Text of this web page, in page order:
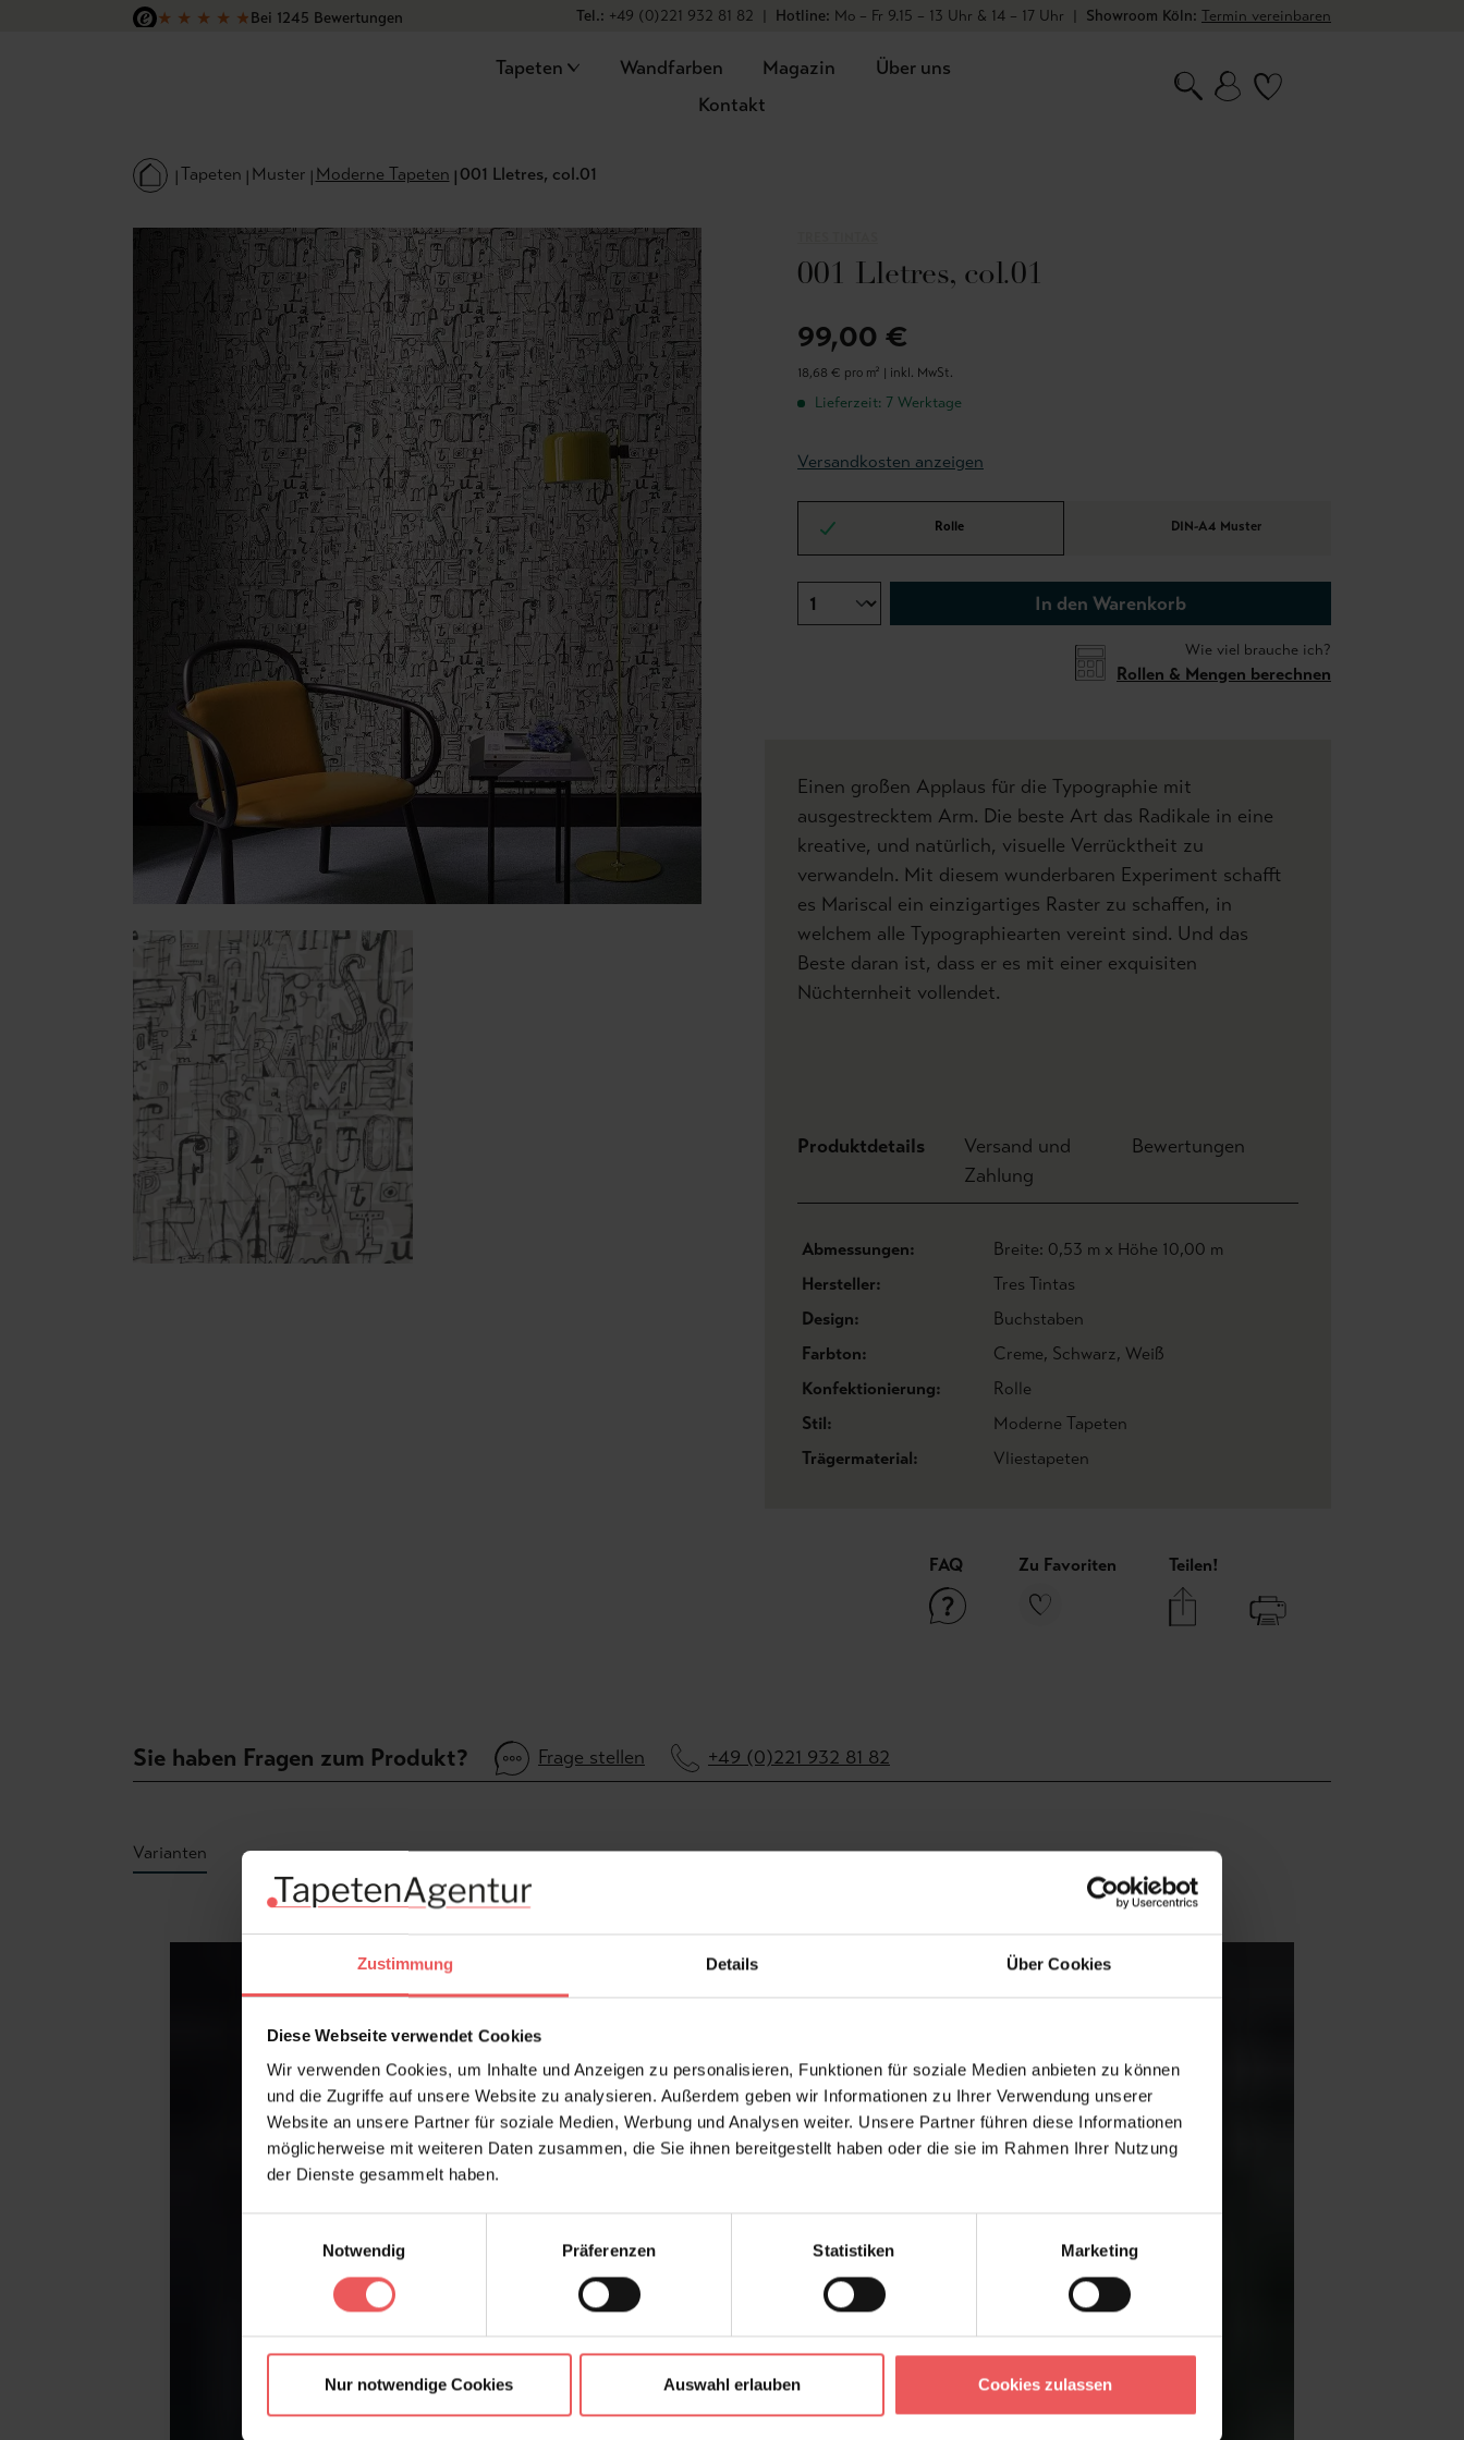
Zustimmung Details Über Cookies
Diese Webseite verwendet Cookies
Wir verwenden Cookies, um Inhalte und Anzeigen zu personalisieren, Funktionen für soziale Medien anbieten zu können
und die Zugriffe auf unsere Website zu analysieren. Außerdem geben wir Informationen zu Ihrer Verwendung unserer
Website an unsere Partner für soziale Medien, Werbung und Analysen weiter. Unsere Partner führen diese Informationen
möglicherweise mit weiteren Daten zusammen, die Sie ihnen bereitgestellt haben oder die sie im Rahmen Ihrer Nutzung
der Dienste gesammelt haben.
Notwendig
Präferenzen Statistiken Marketing
Nur notwendige Cookies Auswahl erlauben Cookies zulassen
Hauptinhalt springen
Zur Suche springen
Zur Hauptnavigation springen
★ ★ ★ ★ ★Bei 1245 Bewertungen
Tel.: +49 (0)221 932 81 82 | Hotline: Mo – Fr 9.15 – 13 Uhr & 14 – 17 Uhr | Showroom Köln: Termin vereinbaren
Tapeten Wandfarben Magazin
Über uns
Kontakt
Tapeten Muster Moderne Tapeten 001 Lletres, col.01
001 Lletres, col.01
99,00 €
18,68 € pro m² | inkl. MwSt.
Lieferzeit: 7 Werktage
Versandkosten anzeigen
Rolle DIN-A4 Muster
In den Warenkorb
Wie viel brauche ich?
Rollen & Mengen berechnen
Einen großen Applaus für die Typographie mit
ausgestrecktem Arm. Die beste Art das Radikale in eine
kreative, und natürlich, visuelle Verrücktheit zu
verwandeln. Mit diesem wunderbaren Experiment schafft
es Mariscal ein einzigartiges Raster zu schaffen, in
welchem alle Typographiearten vereint sind. Und das
Beste daran ist, dass er es mit einer exquisiten
Nüchternheit vollendet.
Produktdetails
Versand und
Zahlung
Bewertungen
Abmessungen:
Breite: 0,53 m x Höhe 10,00 m
Hersteller:
Tres Tintas
Design:
Buchstaben
Farbton:
Creme, Schwarz, Weiß
Konfektionierung:
Rolle
Stil:
Moderne Tapeten
Trägermaterial:
Vliestapeten
FAQ Zu Favoriten Teilen!
Sie haben Fragen zum Produkt? Frage stellen +49 (0)221 932 81 82
Varianten